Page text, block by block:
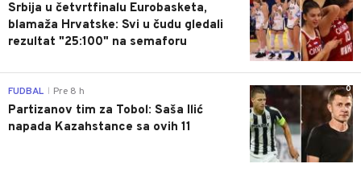
Srbija u četvrtfinalu Eurobasketa,
blamaža Hrvatske: Svi u čudu gledali
rezultat "25:100" na semaforu
0
FUDBAL Pre 8 h
Partizanov tim za Tobol: Saša Ilić
napada Kazahstance sa ovih 11